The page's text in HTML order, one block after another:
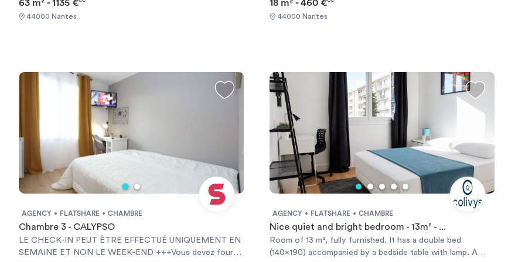
63 m² - 1135 €
44000 Nantes
18 m² - 460 €
44000 Nantes
AGENCY FLATSHARE CHAMBRE
Chambre 3 - CALYPSO
LE CHECK-IN PEUT ÊTRE EFFECTUÉ UNIQUEMENT EN
SEMAINE ET NON LE WEEK-END +++Vous devez fournir
AGENCY FLATSHARE CHAMBRE
Nice quiet and bright bedroom - 13m² - ...
Room of 13 m², fully furnished. It has a double bed
(140x190) accompanied by a bedside table with lamp. A